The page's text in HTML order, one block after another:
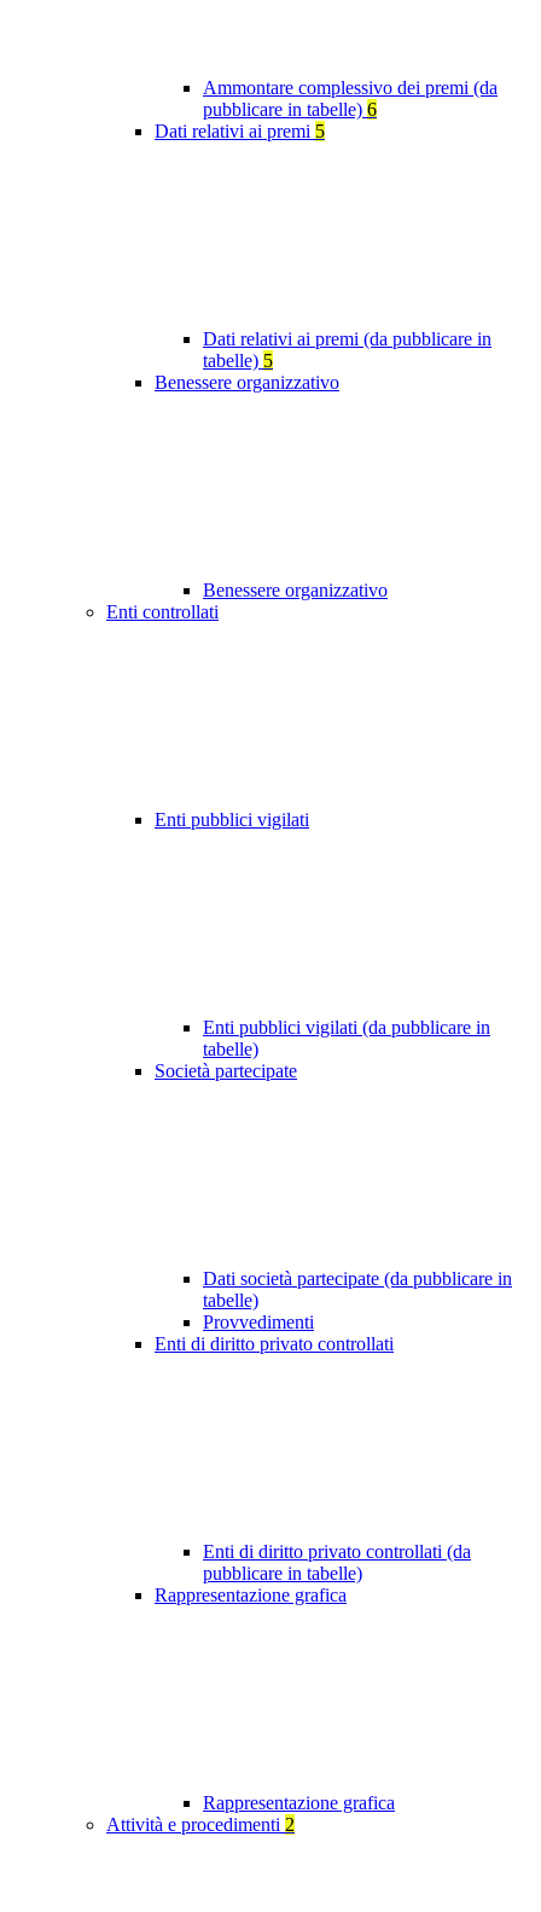
Ammontare complessivo dei premi (da
pubblicare in tabelle) 6
Dati relativi ai premi 5
Dati relativi ai premi (da pubblicare in
tabelle) 5
Benessere organizzativo
Benessere organizzativo
Enti controllati
Enti pubblici vigilati
Enti pubblici vigilati (da pubblicare in
tabelle)
Società partecipate
Dati società partecipate (da pubblicare in
tabelle)
Provvedimenti
Enti di diritto privato controllati
Enti di diritto privato controllati (da
pubblicare in tabelle)
Rappresentazione grafica
Rappresentazione grafica
Attività e procedimenti 2